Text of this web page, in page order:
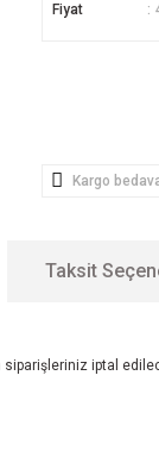
Fiyat
Kargo
Taksit
siparişleriniz iptal